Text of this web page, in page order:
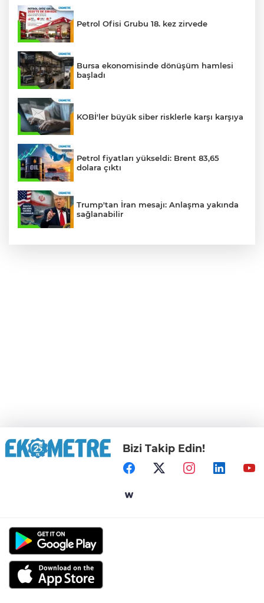
Petrol Ofisi Grubu 18. kez zirvede
Bursa ekonomisinde dönüşüm hamlesi
başladı
KOBİ'ler büyük siber risklerle karşı karşıya
Petrol fiyatları yükseldi: Brent 83,65
dolara çıktı
Trump'tan İran mesajı: Anlaşma yakında
sağlanabilir
Bizi Takip Edin!